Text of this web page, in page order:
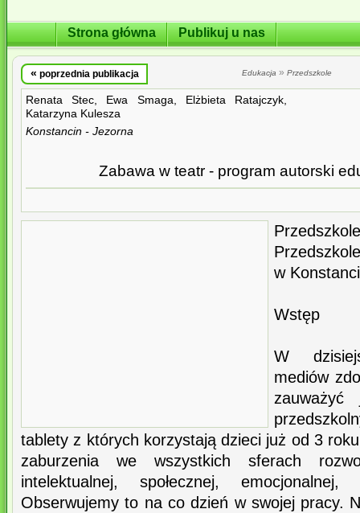
Strona główna Publikuj u nas
« poprzednia publikacja Edukacja » Przedszkole
Renata Stec, Ewa Smaga, Elżbieta Ratajczyk,
Katarzyna Kulesza
Konstancin - Jezorna
Zabawa w teatr - program autorski
w
Wstęp
W
mediów
tablety z których korzystają dzieci już od 3
zaburzenia we wszystkich sferach
intelektualnej, społecznej,
Obserwujemy to na co dzień w swojej pracy.